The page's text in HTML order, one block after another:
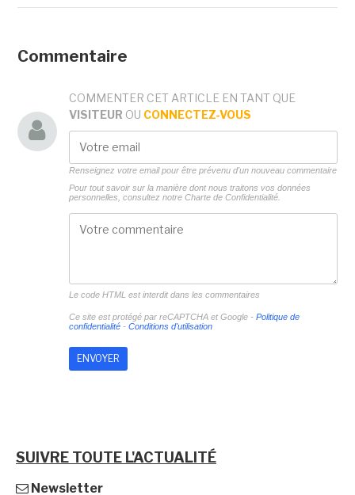
Commentaire
COMMENTER CET ARTICLE EN TANT QUE
VISITEUR OU CONNECTEZ-VOUS
Renseignez votre email pour être prévenu d'un nouveau commentaire
Pour tout savoir sur la manière dont nous traitons vos données
personnelles, consultez notre Charte de Confidentialité.
Le code HTML est interdit dans les commentaires
Ce site est protégé par reCAPTCHA et Google - Politique de
confidentialité- Conditions d'utilisation
SUIVRE TOUTE L'ACTUALITÉ
Newsletter